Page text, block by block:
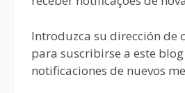
Introduzca su dirección de
para suscribirse a este
notificaciones de nuevos